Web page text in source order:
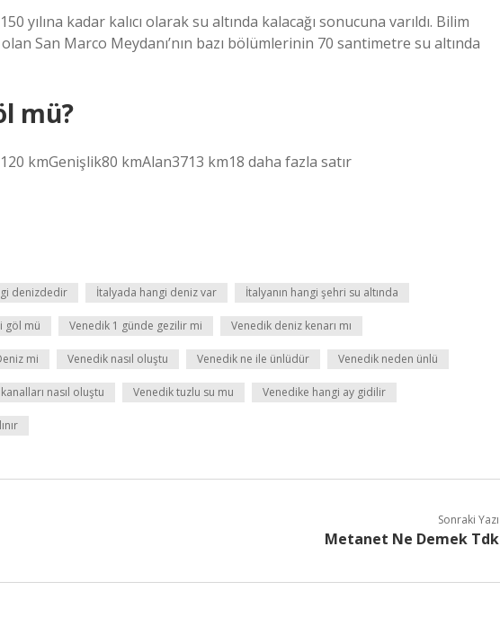
yılına kadar kalıcı olarak su altında kalacağı sonucuna varıldı. Bilim
San Marco Meydanı’nın bazı bölümlerinin 70 santimetre su altında
mü?
kmGenişlik80 kmAlan3713 km18 daha fazla satır
denizdedir İtalyada hangi deniz var İtalyanın hangi şehri su altında
göl mü Venedik 1 günde gezilir mi Venedik deniz kenarı mı
mi Venedik nasıl oluştu Venedik ne ile ünlüdür Venedik neden ünlü
nasıl oluştu Venedik tuzlu su mu Venedike hangi ay gidilir
Sonraki Yazı
Metanet Ne Demek Tdk